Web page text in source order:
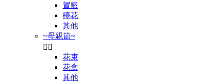
賀籃
檯花
其他
~母親節~
 
花束
花盒
其他